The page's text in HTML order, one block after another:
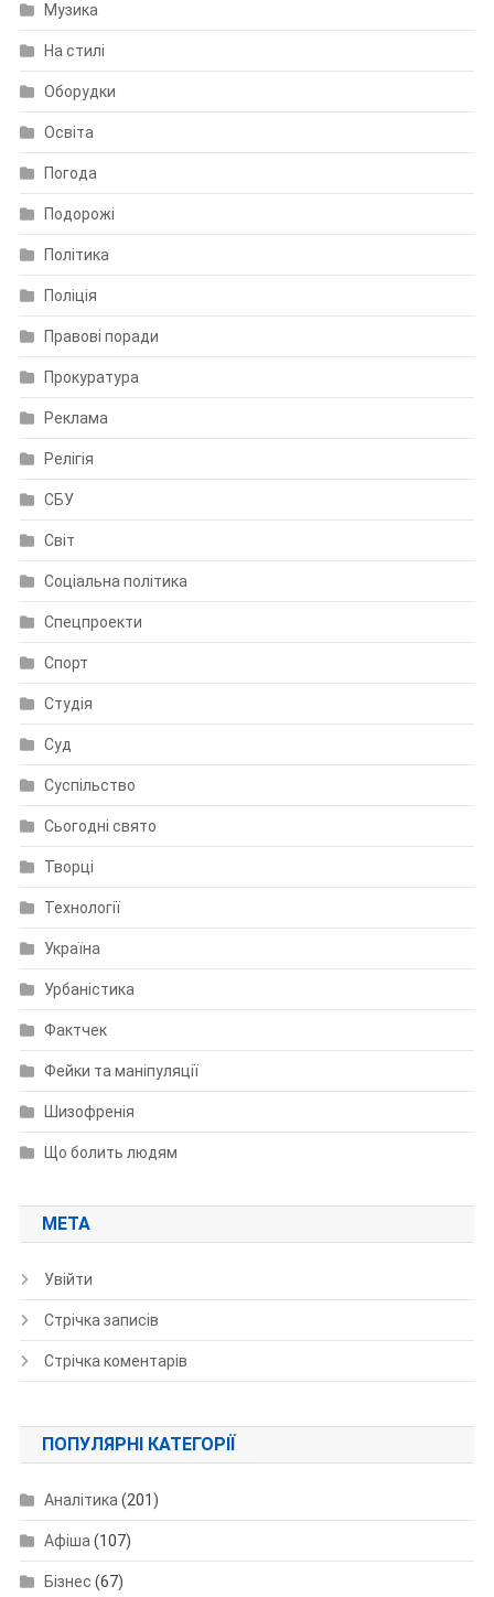
Музика
На стилі
Оборудки
Освіта
Погода
Подорожі
Політика
Поліція
Правові поради
Прокуратура
Реклама
Релігія
СБУ
Світ
Соціальна політика
Спецпроекти
Спорт
Студія
Суд
Суспільство
Сьогодні свято
Творці
Технології
Україна
Урбаністика
Фактчек
Фейки та маніпуляції
Шизофренія
Що болить людям
МЕТА
Увійти
Стрічка записів
Стрічка коментарів
ПОПУЛЯРНІ КАТЕГОРІЇ
Аналітика (201)
Афіша (107)
Бізнес (67)